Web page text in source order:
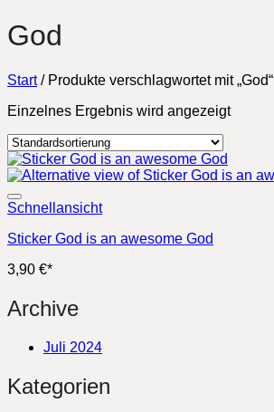
God
Start /Produkte verschlagwortet mit „God“
Einzelnes Ergebnis wird angezeigt
Schnellansicht
Sticker God is an awesome God
3,90 €*
Archive
Juli 2024
Kategorien